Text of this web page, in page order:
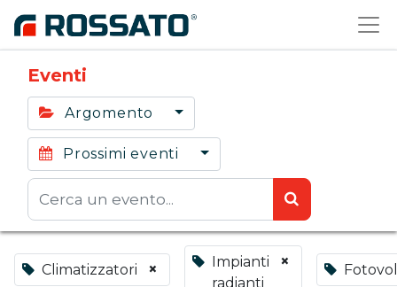
Eventi
Argomento
Prossimi eventi
Climatizzatori ×
Impianti
radianti
×